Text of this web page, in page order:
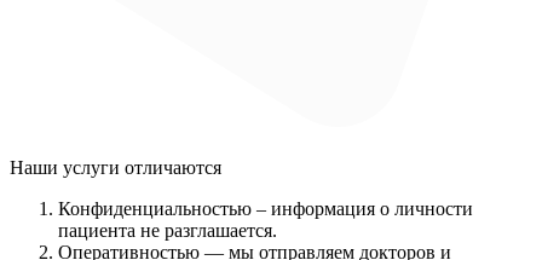
Наши услуги отличаются
Конфиденциальностью – информация о личности
пациента не разглашается.
Оперативностью — мы отправляем докторов и